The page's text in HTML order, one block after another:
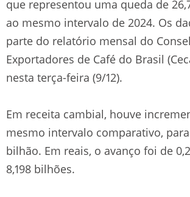
que representou uma queda de
ao mesmo intervalo de 2024. Os
parte do relatório mensal do
Exportadores de Café do Brasil
nesta terça-feira (9/12).
Em receita cambial, houve
mesmo intervalo comparativo, para
bilhão. Em reais, o avanço foi de
8,198 bilhões.